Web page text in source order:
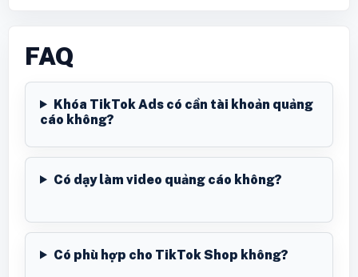
FAQ
Khóa TikTok Ads có cần tài khoản quảng
cáo không?
Có dạy làm video quảng cáo không?
Có phù hợp cho TikTok Shop không?